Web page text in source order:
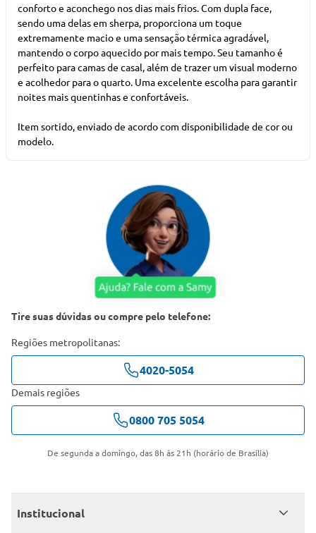
conforto e aconchego nos dias mais frios. Com dupla face,
sendo uma delas em sherpa, proporciona um toque
extremamente macio e uma sensação térmica agradável,
mantendo o corpo aquecido por mais tempo. Seu tamanho é
perfeito para camas de casal, além de trazer um visual moderno
e acolhedor para o quarto. Uma excelente escolha para garantir
noites mais quentinhas e confortáveis.
Item sortido, enviado de acordo com disponibilidade de cor ou
modelo.
Tire suas dúvidas ou compre pelo telefone:
Regiões metropolitanas:
4020-5054
Demais regiões
0800 705 5054
De segunda a domingo, das 8h às 21h (horário de Brasília)
Institucional